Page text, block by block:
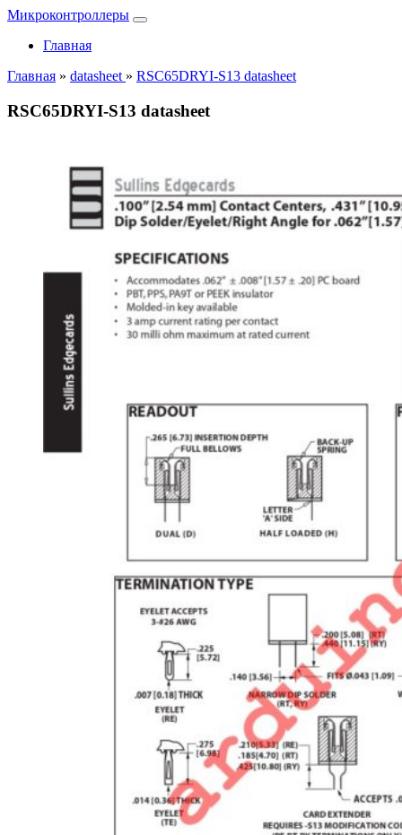
Микроконтроллеры
Главная
Главная » datasheet » RSC65DRYI-S13 datasheet
RSC65DRYI-S13 datasheet